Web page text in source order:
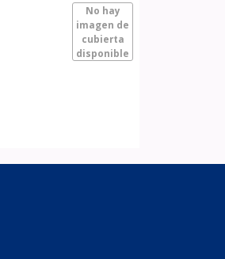
No hay
imagen de
cubierta
disponible